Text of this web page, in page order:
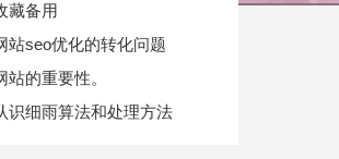
藏备用
站seo优化的转化问题
站的重要性。
识细雨算法和处理方法